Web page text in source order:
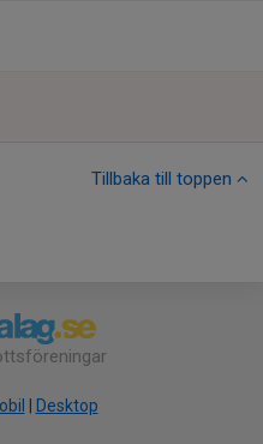
Tillbaka till toppen
Desktop